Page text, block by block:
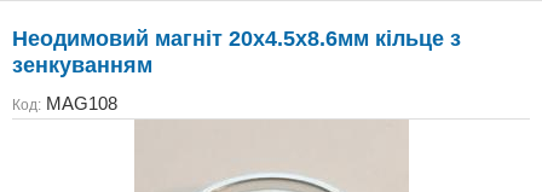
Неодимовий магніт 20х4.5х8.6мм кільце з
зенкуванням
Код: MAG108